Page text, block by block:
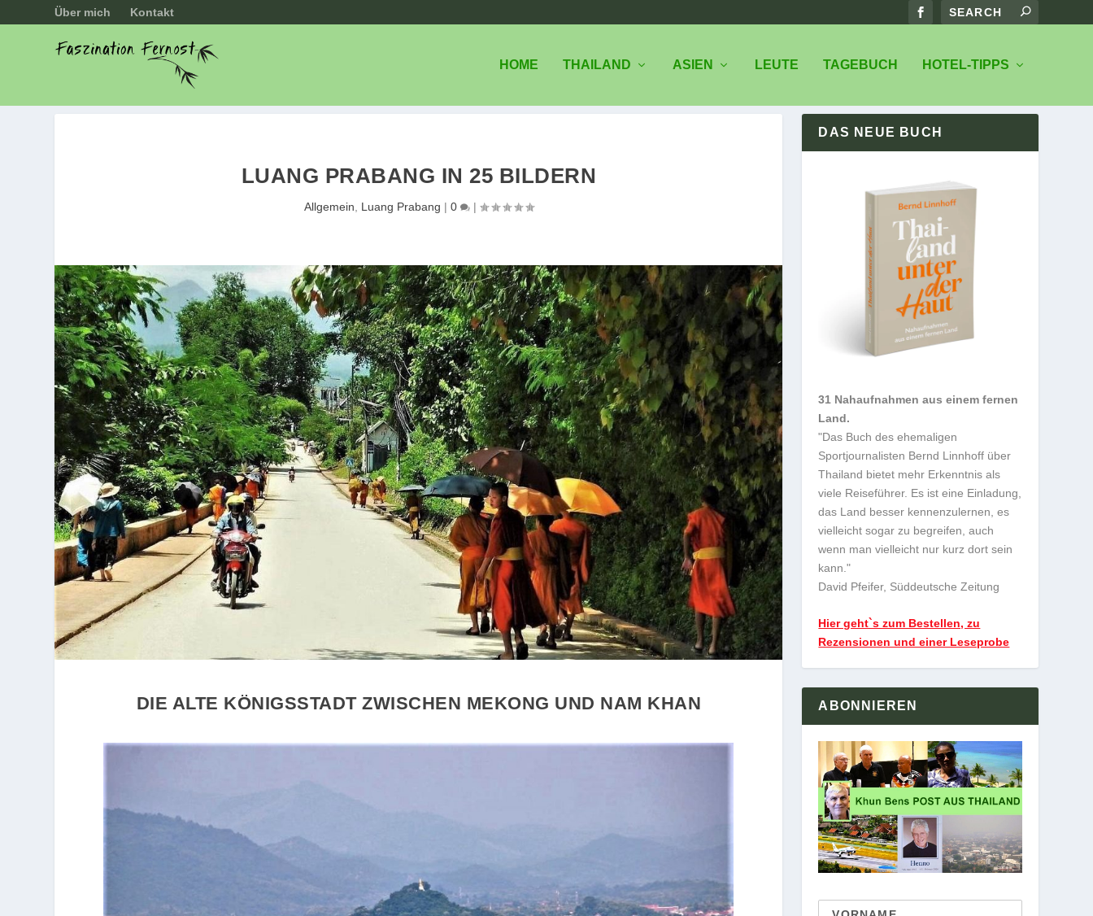
Über mich Kontakt
HOME THAILAND ASIEN LEUTE TAGEBUCH HOTEL-TIPPS
LUANG PRABANG IN 25 BILDERN
Allgemein Luang Prabang | 0 |
DIE ALTE KÖNIGSSTADT ZWISCHEN MEKONG UND NAM KHAN
DAS NEUE BUCH
31 Nahaufnahmen aus einem fernen
Land.
"Das Buch des ehemaligen
Sportjournalisten Bernd Linnhoff über
Thailand bietet mehr Erkenntnis als
viele Reiseführer. Es ist eine Einladung,
das Land besser kennenzulernen, es
vielleicht sogar zu begreifen, auch
wenn man vielleicht nur kurz dort sein
kann."
David Pfeifer, Süddeutsche Zeitung
Hier geht`s zum Bestellen, zu
Rezensionen und einer Leseprobe
ABONNIEREN